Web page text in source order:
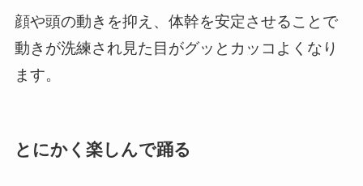
顔や頭の動きを抑え、体幹を安定させることで
動きが洗練され見た目がグッとカッコよくなり
ます。
とにかく楽しんで踊る